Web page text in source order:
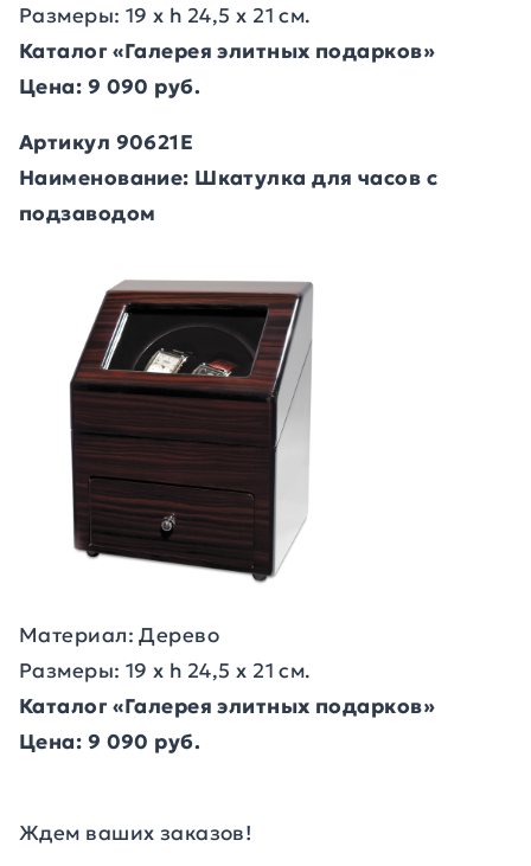
Размеры: 19 х h 24,5 х 21 см.
Каталог «Галерея элитных подарков»
Цена: 9 090 руб.
Артикул 90621E
Наименование: Шкатулка для часов с
подзаводом
Материал: Дерево
Размеры: 19 х h 24,5 х 21 см.
Каталог «Галерея элитных подарков»
Цена: 9 090 руб.
Ждем ваших заказов!